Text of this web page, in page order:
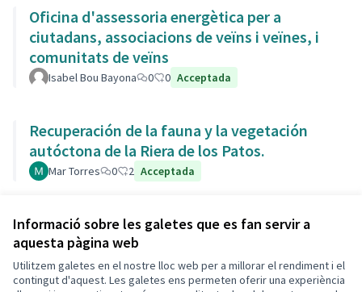
Informació sobre les galetes que es fan servir a
aquesta pàgina web
Utilitzem galetes en el nostre lloc web per a millorar el rendiment i el
contingut d'aquest. Les galetes ens permeten oferir una experiència
Oficina d'assessoria energètica per a
ciutadans, associacions de veïns i veïnes, i
comunitats de veïns
Isabel Bou Bayona 0 0 Acceptada
Recuperación de la fauna y la vegetación
autóctona de la Riera de los Patos.
Mar Torres 0 2 Acceptada
Veure totes les propostes retirades
Termes i condicions d'ús
Configuració de les galetes